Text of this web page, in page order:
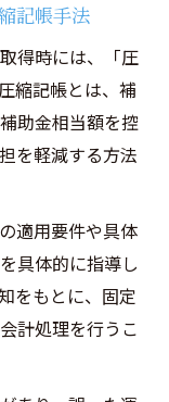
記帳手法
得時には、「圧
縮記帳とは、補
助金相当額を控
を軽減する方法
適用要件や具体
具体的に指導し
をもとに、固定
計処理を行うこ